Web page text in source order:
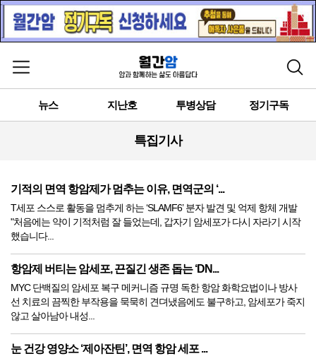
메뉴 열기 검색
뉴스 지난호 투병상담 정기구독
특집기사
기적의 면역 항암제가 멈추는 이유, 면역군의 ‘...
T세포 스스로 활동을 멈추게 하는 ‘SLAMF6’ 분자 발견 및 억제 항체 개발
"처음에는 약이 기적처럼 잘 들었는데, 갑자기 암세포가 다시 자라기 시작
했습니다...
항암제 버티는 암세포, 끈질긴 생존 돕는 ‘DN...
MYC 단백질의 암세포 복구 메커니즘 규명 독한 항암 화학요법이나 방사
선 치료의 끔찍한 부작용을 묵묵히 견뎌냈음에도 불구하고, 암세포가 죽지
않고 살아남아 내성...
눈 건강 영양소 ‘제아잔틴’, 면역 항암 세포 ...